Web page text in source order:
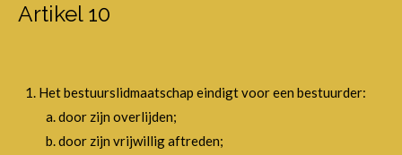
Artikel 10
Het bestuurslidmaatschap eindigt voor een bestuurder:
door zijn overlijden;
door zijn vrijwillig aftreden;